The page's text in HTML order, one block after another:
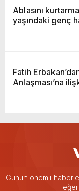
Ablasını
yaşındaki genç
Fatih
Anlaşması’na
Günün önemli